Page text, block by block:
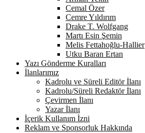
Cemal Özer
Cemre Yıldırım
Drake T. Wolfgang
Martı Esin Şemin
Melis Fettahoğlu-Hallier
Utku Baran Ertan
Yazı Gönderme Kuralları
İlanlarımız
Kadrolu ve Süreli Editör İlanı
Kadrolu/Süreli Redaktör İlanı
Çevirmen İlanı
Yazar İlanı
İçerik Kullanım İzni
Reklam ve Sponsorluk Hakkında